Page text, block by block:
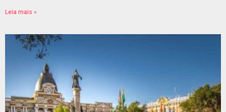
Leia mais »